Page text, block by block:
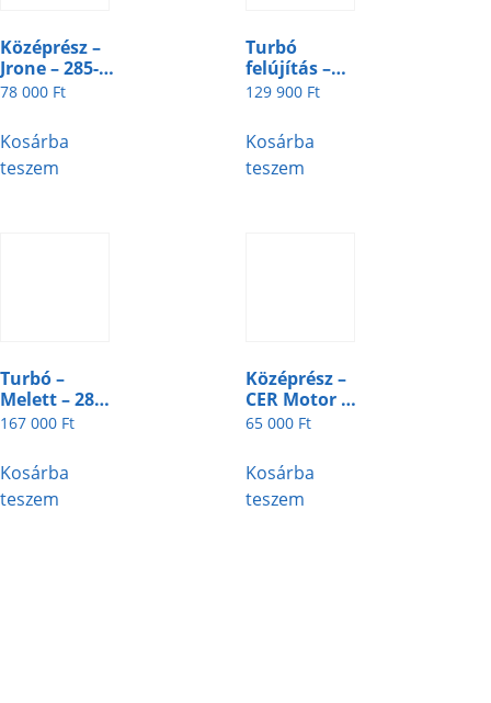
Középrész –
Jrone – 285-2-
3
78 000 Ft
Kosárba
teszem
Turbó
felújítás –
285-4-8
129 900 Ft
Kosárba
teszem
Turbó –
Melett – 285-
1-1
167 000 Ft
Kosárba
teszem
Középrész –
CER Motor –
285-2-2
65 000 Ft
Kosárba
teszem